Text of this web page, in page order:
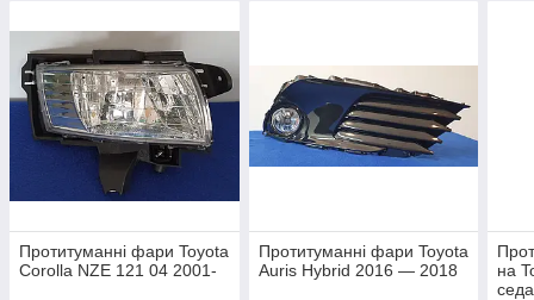
Протитуманні фари Toyota
Corolla NZE 121 04 2001-
Протитуманні фари Toyota
Auris Hybrid 2016 — 2018
на